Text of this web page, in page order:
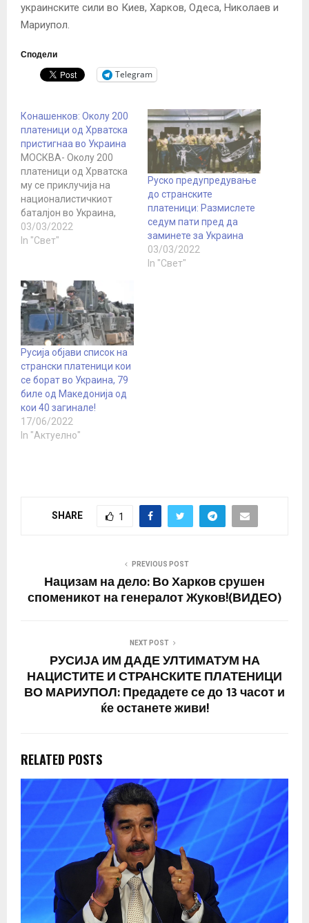
украинските сили во Киев, Харков, Одеса, Николаев и
Мариупол.
Сподели
Telegram
Конашенков: Околу 200
платеници од Хрватска
пристигнаа во Украина
МОСКВА- Околу 200
платеници од Хрватска
му се приклучија на
националистичкиот
баталјон во Украина,
изјави денеска
портпаролот на руското
Игор Конашенков.
Конашенков изјави дека
военото аташе на
Хрватската амбасада во
Москва денеска е
поканет на разговор во
руското Министерство
за одбрана и дека му
било кажано…
03/03/2022
In "Свет"
Руско предупредување
до странските
платеници: Размислете
седум пати пред да
заминете за Украина
03/03/2022
In "Свет"
Русија објави список на
странски платеници кои
се борат во Украина, 79
биле од Македонија од
кои 40 загинале!
17/06/2022
In "Актуелно"
SHARE 1
PREVIOUS POST
Нацизам на дело: Во Харков срушен
споменикот на генералот Жуков!(ВИДЕО)
NEXT POST
РУСИЈА ИМ ДАДЕ УЛТИМАТУМ НА
НАЦИСТИТЕ И СТРАНСКИТЕ ПЛАТЕНИЦИ
ВО МАРИУПОЛ: Предадете се до 13 часот и
ќе останете живи!
RELATED POSTS